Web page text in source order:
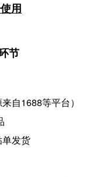
用
节
自1688等平台）
发货